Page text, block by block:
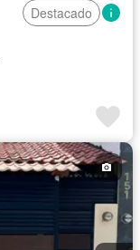
Destacado